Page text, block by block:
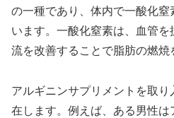
の一種であり、体内で一酸化
います。一酸化窒素は、血管を
流を改善することで脂肪の燃焼
アルギニンサプリメントを取
在します。例えば、ある男性